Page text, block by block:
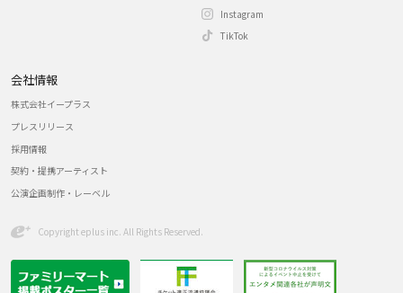
Instagram
TikTok
会社情報
株式会社イープラス
プレスリリース
採用情報
契約・提携アーティスト
公演企画制作・レーベル
Copyright eplus inc. All Rights Reserved.